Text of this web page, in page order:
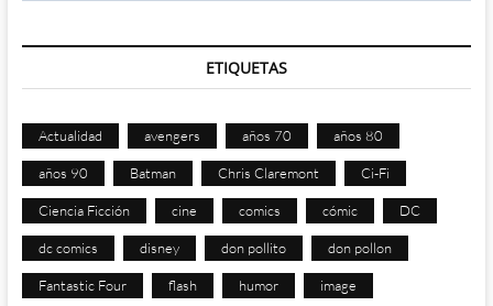
ETIQUETAS
Actualidad avengers años 70 años 80
años 90 Batman Chris Claremont Ci-Fi
Ciencia Ficción cine comics cómic DC
dc comics disney don pollito don pollon
Fantastic Four flash humor image